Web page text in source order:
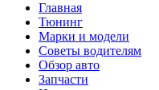
Главная
Тюнинг
Марки и модели
Советы водителям
Обзор авто
Запчасти